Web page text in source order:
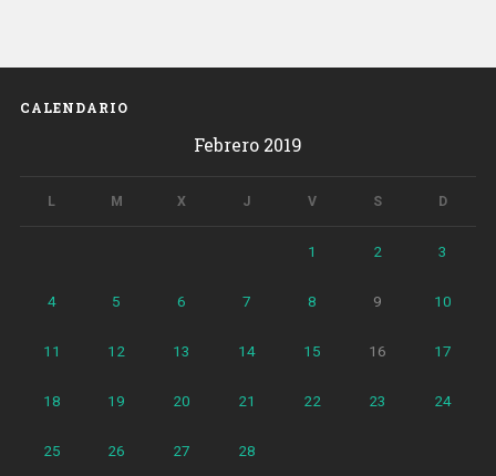
un
enero»
CALENDARIO
Febrero 2019
L M X J V S D
1 2 3
4 5 6 7 8 9 10
11 12 13 14 15 16 17
18 19 20 21 22 23 24
25 26 27 28